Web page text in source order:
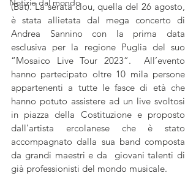
Notizie dal mondo
(Bat). La serata clou, quella del 26 agosto,
è stata allietata dal mega concerto di
Andrea Sannino con la prima data
esclusiva per la regione Puglia del suo
“Mosaico Live Tour 2023”.  All’evento
hanno partecipato oltre 10 mila persone
appartenenti a tutte le fasce di età che
hanno potuto assistere ad un live svoltosi
in piazza della Costituzione e proposto
dall’artista ercolanese che è stato
accompagnato dalla sua band composta
da grandi maestri e da  giovani talenti di
già professionisti del mondo musicale.